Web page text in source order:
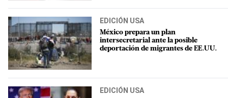
EDICIÓN USA
México prepara un plan
intersecretarial ante la posible
deportación de migrantes de EE.UU.
EDICIÓN USA